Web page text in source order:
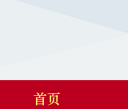
首页